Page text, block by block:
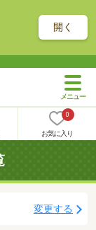
開く
0
お気に入り
変更する